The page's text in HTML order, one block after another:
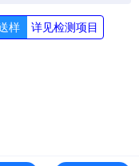
样 详见检测项目